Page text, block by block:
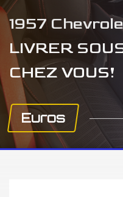
1957
LIVRER
CHEZ VOUS!
Euros